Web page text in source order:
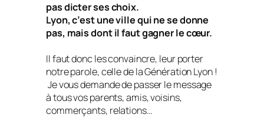
pas dicter ses choix.
Lyon, c’est une ville qui ne se donne
pas, mais dont il faut gagner le cœur.
Il faut donc les convaincre, leur porter
notre parole, celle de la Génération Lyon !
Je vous demande de passer le message
à tous vos parents, amis, voisins,
commerçants, relations…